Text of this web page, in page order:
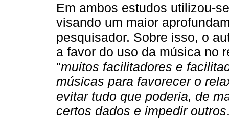
Em ambos estudos utilizou-
visando um maior
pesquisador. Sobre isso, o
a favor do uso da música no
"muitos facilitadores e
músicas para favorecer o
evitar tudo que poderia, de
certos dados e impedir outros